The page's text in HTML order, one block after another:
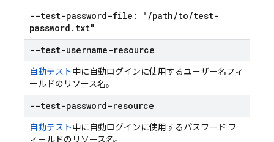
--test-password-file: " /path/to/test-
password . txt"
--test-username-resource
自動テスト中に自動ログインに使用するユーザー名フィ
ールドのリソース名。
--test-password-resource
自動テスト中に自動ログインに使用するパスワード フ
ィールドのリソース名。